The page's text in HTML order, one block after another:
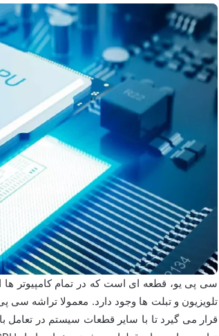
سی پی یو، قطعه ای است که در تمام کامپیوتر ها
تلویزیون و تبلت ها وجود دارد. معمولا تراشه
قرار می گیرد تا با سایر قطعات سیستم در